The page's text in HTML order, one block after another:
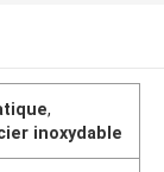
,
inoxydable